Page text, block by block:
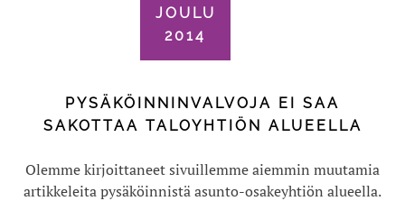
JOULU
2014
PYSÄKÖINNINVALVOJA EI SAA
SAKOTTAA TALOYHTIÖN ALUEELLA
Olemme kirjoittaneet sivuillemme aiemmin muutamia
artikkeleita pysäköinnistä asunto-osakeyhtiön alueella.